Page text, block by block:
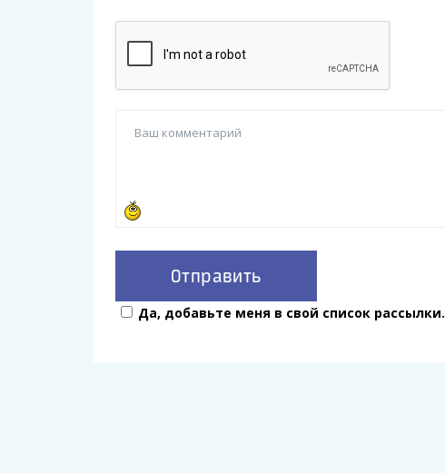
Да, добавьте меня в свой список рассылки.